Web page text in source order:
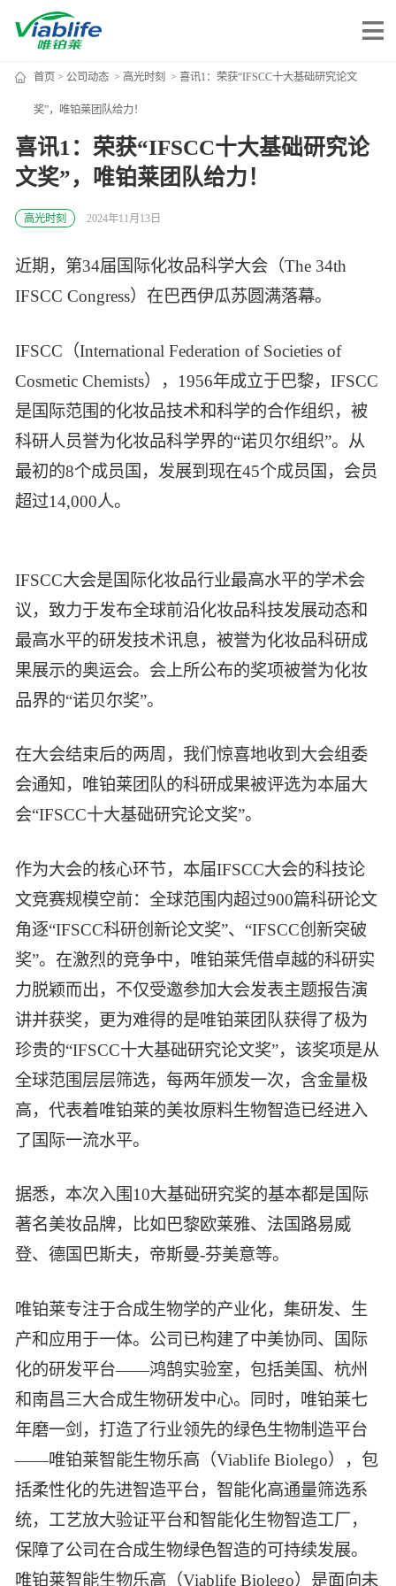
唯铂莱
公司介绍
公司团队
公司动态
加入我们
唯产品
美妆护肤
健康食品
生物基新材料
生物制药
其他
唯创新
智能生物乐高平台
高通量骐骥平台
唯责任
可持续发展
社会责任
联系我们
首页 > 公司动态> 高光时刻 > 喜讯1：荣获“IFSCC十大基础研究论文
奖”，唯铂莱团队给力！
喜讯1：荣获“IFSCC十大基础研究论
文奖”，唯铂莱团队给力！
高光时刻 2024年11月13日
近期，第34届国际化妆品科学大会（The 34th
IFSCC Congress）在巴西伊瓜苏圆满落幕。
IFSCC（International Federation of Societies of
Cosmetic Chemists），1956年成立于巴黎，IFSCC
是国际范围的化妆品技术和科学的合作组织，被
科研人员誉为化妆品科学界的“诺贝尔组织”。从
最初的8个成员国，发展到现在45个成员国，会员
超过14,000人。
IFSCC大会是国际化妆品行业最高水平的学术会
议，致力于发布全球前沿化妆品科技发展动态和
最高水平的研发技术讯息，被誉为化妆品科研成
果展示的奥运会。会上所公布的奖项被誉为化妆
品界的“诺贝尔奖”。
在大会结束后的两周，我们惊喜地收到大会组委
会通知，唯铂莱团队的科研成果被评选为本届大
会“IFSCC十大基础研究论文奖”。
作为大会的核心环节，本届IFSCC大会的科技论
文竞赛规模空前：全球范围内超过900篇科研论文
角逐“IFSCC科研创新论文奖”、“IFSCC创新突破
奖”。在激烈的竞争中，唯铂莱凭借卓越的科研实
力脱颖而出，不仅受邀参加大会发表主题报告演
讲并获奖，更为难得的是唯铂莱团队获得了极为
珍贵的“IFSCC十大基础研究论文奖”，该奖项是从
全球范围层层筛选，每两年颁发一次，含金量极
高，代表着唯铂莱的美妆原料生物智造已经进入
了国际一流水平。
据悉，本次入围10大基础研究奖的基本都是国际
著名美妆品牌，比如巴黎欧莱雅、法国路易威
登、德国巴斯夫，帝斯曼-芬美意等。
唯铂莱专注于合成生物学的产业化，集研发、生
产和应用于一体。公司已构建了中美协同、国际
化的研发平台——鸿鹄实验室，包括美国、杭州
和南昌三大合成生物研发中心。同时，唯铂莱七
年磨一剑，打造了行业领先的绿色生物制造平台
——唯铂莱智能生物乐高（Viablife Biolego），包
括柔性化的先进智造平台，智能化高通量筛选系
统，工艺放大验证平台和智能化生物智造工厂，
保障了公司在合成生物绿色智造的可持续发展。
唯铂莱智能生物乐高（Viablife Biolego）是面向未